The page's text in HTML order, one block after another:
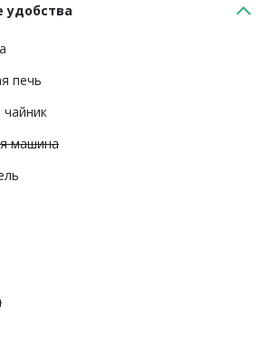
удобства
печь
чайник
машина